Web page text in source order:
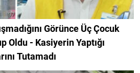
Görünce Üç Çocuk
Oldu - Kasiyerin Yaptığı
Tutamadı